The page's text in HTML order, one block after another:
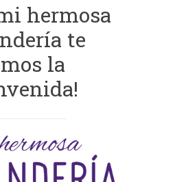
hermosa
te
la